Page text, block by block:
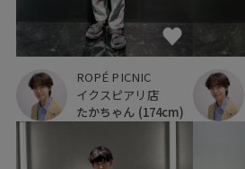
ROPÉ PICNIC
イクスピアリ店
たかちゃん (174cm)